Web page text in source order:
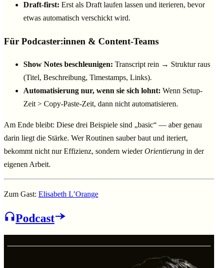
Draft-first: Erst als Draft laufen lassen und iterieren, bevor
etwas automatisch verschickt wird.
Für Podcaster:innen & Content-Teams
Show Notes beschleunigen: Transcript rein → Struktur raus
(Titel, Beschreibung, Timestamps, Links).
Automatisierung nur, wenn sie sich lohnt: Wenn Setup-
Zeit > Copy-Paste-Zeit, dann nicht automatisieren.
Am Ende bleibt: Diese drei Beispiele sind „basic“ — aber genau
darin liegt die Stärke. Wer Routinen sauber baut und iteriert,
bekommt nicht nur Effizienz, sondern wiederOrientierung in der
eigenen Arbeit.
Zum Gast: Elisabeth L’Orange
Podcast